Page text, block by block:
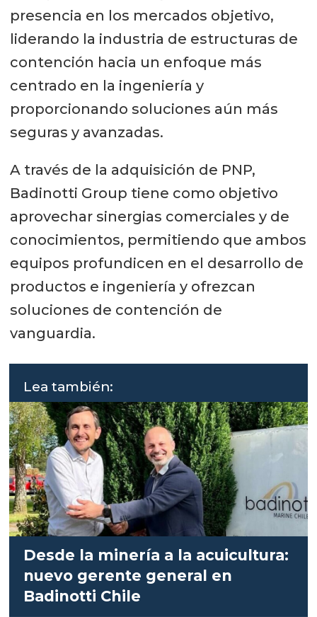
presencia en los mercados objetivo,
liderando la industria de estructuras de
contención hacia un enfoque más
centrado en la ingeniería y
proporcionando soluciones aún más
seguras y avanzadas.
A través de la adquisición de PNP,
Badinotti Group tiene como objetivo
aprovechar sinergias comerciales y de
conocimientos, permitiendo que ambos
equipos profundicen en el desarrollo de
productos e ingeniería y ofrezcan
soluciones de contención de
vanguardia.
Lea también:
Desde la minería a la acuicultura:
nuevo gerente general en
Badinotti Chile